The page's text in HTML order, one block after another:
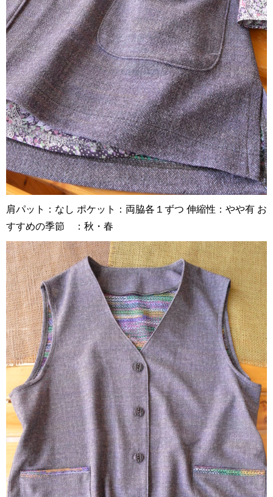
肩パット：なし ポケット：両脇各１ずつ 伸縮性：やや有 お
すすめの季節 ：秋・春